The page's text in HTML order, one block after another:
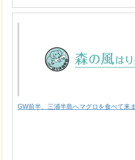
GW前半、三浦半島へマグロを食べて来